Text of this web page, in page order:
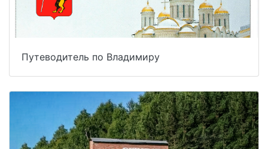
Путеводитель по Владимиру